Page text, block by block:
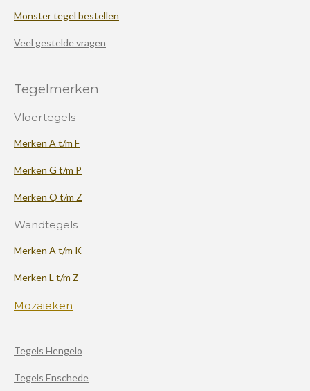
Monster tegel bestellen
Veel gestelde vragen
Tegelmerken
Vloertegels
Merken A t/m F
Merken G t/m P
Merken Q t/m Z
Wandtegels
Merken A t/m K
Merken L t/m Z
Mozaieken
Tegels Hengelo
Tegels Enschede